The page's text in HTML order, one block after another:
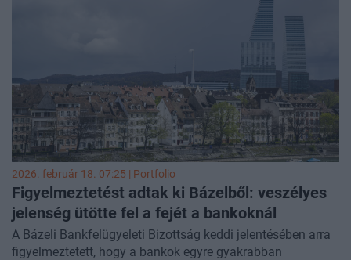
több ezer darab lejárt, fedezetlen követelést tartalmazó
csomagot. A társaság a követelések behajtása iránt is
2026. február 18. 07:25 | Portfolio
Figyelmeztetést adtak ki Bázelből: veszélyes
jelenség ütötte fel a fejét a bankoknál
A Bázeli Bankfelügyeleti Bizottság keddi jelentésében arra
figyelmeztetett, hogy a bankok egyre gyakrabban